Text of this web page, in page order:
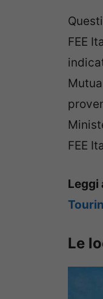
FEE
FEE
Leggi
Le